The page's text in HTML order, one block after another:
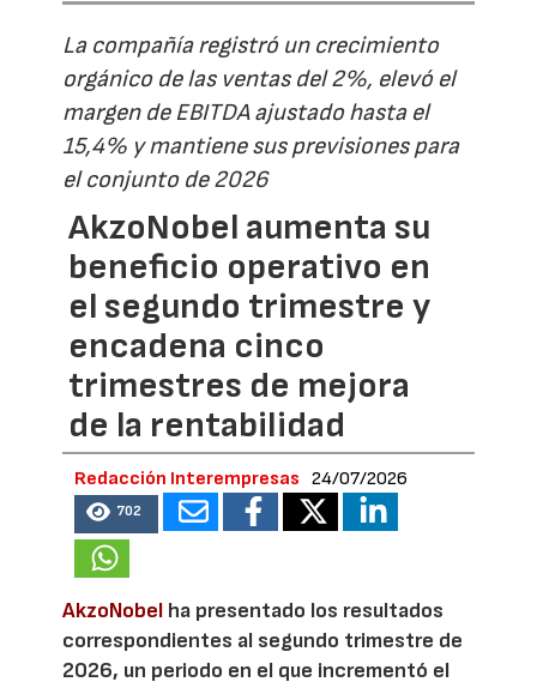
La compañía registró un crecimiento
orgánico de las ventas del 2%, elevó el
margen de EBITDA ajustado hasta el
15,4% y mantiene sus previsiones para
el conjunto de 2026
AkzoNobel aumenta su
beneficio operativo en
el segundo trimestre y
encadena cinco
trimestres de mejora
de la rentabilidad
Redacción Interempresas 24/07/2026
702
AkzoNobel ha presentado los resultados
correspondientes al segundo trimestre de
2026, un periodo en el que incrementó el